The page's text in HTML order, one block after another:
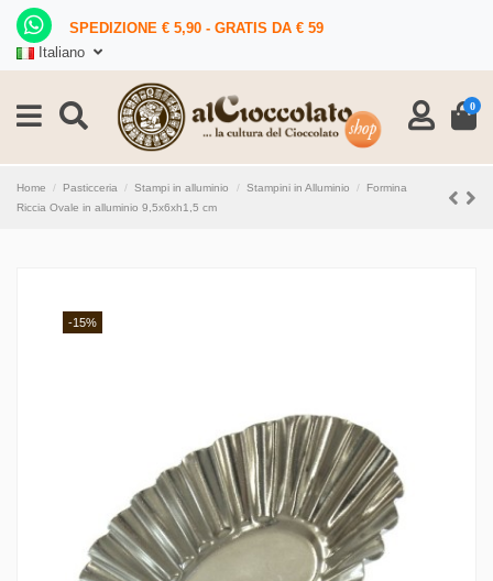
SPEDIZIONE € 5,90 - GRATIS DA € 59
Italiano
0
Home Pasticceria Stampi in alluminio Stampini in Alluminio
Formina
Riccia Ovale in alluminio 9,5x6xh1,5 cm
-15%